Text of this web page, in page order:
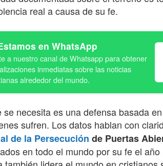
real a causa de su fe.
en WhatsApp
se necesita es una defensa basada
sufren. Los datos hablan con
de la Persecución de Puertas
en todo el mundo por su fe el